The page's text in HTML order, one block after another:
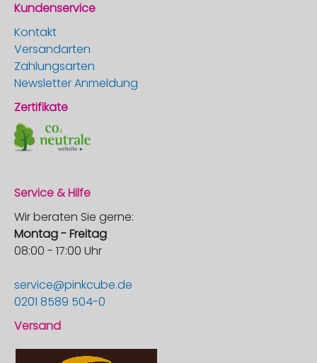
Kundenservice
Kontakt
Versandarten
Zahlungsarten
Newsletter Anmeldung
Zertifikate
Service & Hilfe
Wir beraten Sie gerne:
Montag - Freitag
08:00 - 17:00 Uhr
service@pinkcube.de
0201 8589 504-0
Versand